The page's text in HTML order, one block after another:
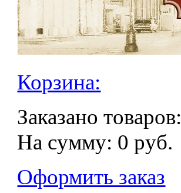
Корзина:
Заказано товаров:
На сумму: 0 руб.
Оформить заказ